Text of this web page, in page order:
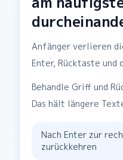
Anfänger verlieren
Enter, Rücktaste und
Behandle Griff und
Das hält längere
Nach Enter zur
zurückkehren